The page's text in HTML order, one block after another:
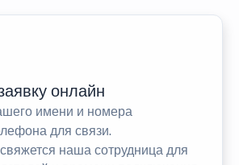
онлайн
имени и номера
для связи.
наша сотрудница для